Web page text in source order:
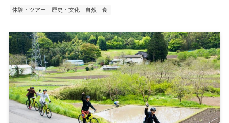
体験・ツアー 歴史・文化 自然 食